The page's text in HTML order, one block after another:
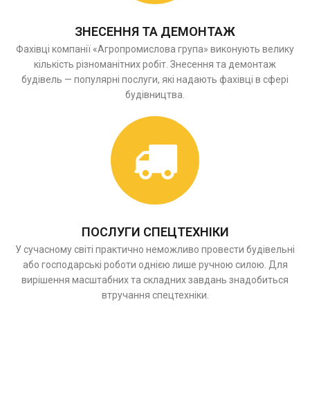
ЗНЕСЕННЯ ТА ДЕМОНТАЖ
Фахівці компанії «Агропромислова група» виконують велику
кількість різноманітних робіт. Знесення та демонтаж
будівель — популярні послуги, які надають фахівці в сфері
будівництва.
ПОСЛУГИ СПЕЦТЕХНІКИ
У сучасному світі практично неможливо провести будівельні
або господарські роботи однією лише ручною силою. Для
вирішення масштабних та складних завдань знадобиться
втручання спецтехніки.